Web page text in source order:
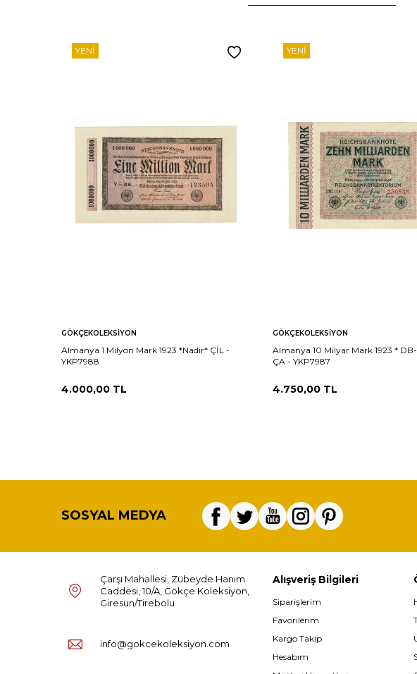
YENI
GÖKÇEKOLEKSIYON
Almanya 1 Milyon Mark 1923 *Nadir* ÇİL -
YKP7988
4.000,00 TL
YENI
GÖKÇEKOLEKSIYON
Almanya 10 Milyar Mark 1923 *
ÇA - YKP7987
4.750,00 TL
SOSYAL MEDYA
Çarşı Mahallesi, Zübeyde Hanım
Caddesi, 10/A, Gökçe Koleksiyon,
Giresun/Tirebolu
info@gokcekoleksiyon.com
Alışveriş Bilgileri
Siparişlerim
Favorilerim
Kargo Takip
Hesabım